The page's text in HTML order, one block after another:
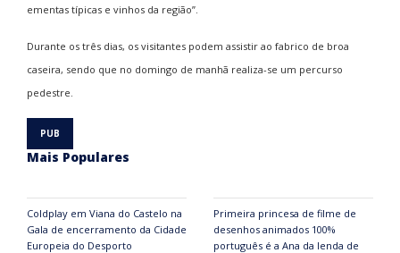
ementas típicas e vinhos da região”.
Durante os três dias, os visitantes podem assistir ao fabrico de broa
caseira, sendo que no domingo de manhã realiza-se um percurso
pedestre.
Mais Populares
Coldplay em Viana do Castelo na
Gala de encerramento da Cidade
Europeia do Desporto
Primeira princesa de filme de
desenhos animados 100%
português é a Ana da lenda de